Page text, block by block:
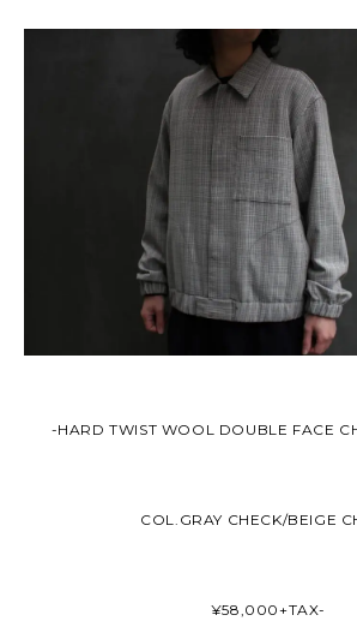
-HARD TWIST WOOL DOUBLE FACE
COL.GRAY CHECK/BEIGE
¥58,000+TAX-